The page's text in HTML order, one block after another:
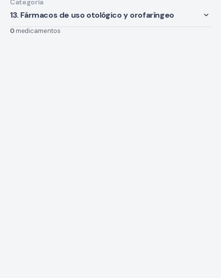
Categoría
13. Fármacos de uso otológico y orofaríngeo
0medicamentos